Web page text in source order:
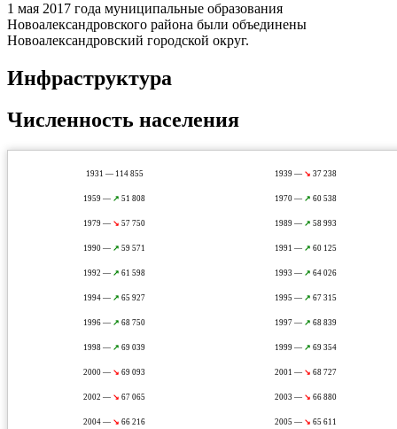
1 мая 2017 года муниципальные образования
Новоалександровского района были объединены
Новоалександровский городской округ.
Инфраструктура
Численность населения
1931 — 114 855 1939 — ↘ 37 238
1959 — ↗ 51 808 1970 — ↗ 60 538
1979 — ↘ 57 750 1989 — ↗ 58 993
1990 — ↗ 59 571 1991 — ↗ 60 125
1992 — ↗ 61 598 1993 — ↗ 64 026
1994 — ↗ 65 927 1995 — ↗ 67 315
1996 — ↗ 68 750 1997 — ↗ 68 839
1998 — ↗ 69 039 1999 — ↗ 69 354
2000 — ↘ 69 093 2001 — ↘ 68 727
2002 — ↘ 67 065 2003 — ↘ 66 880
2004 — ↘ 66 216 2005 — ↘ 65 611